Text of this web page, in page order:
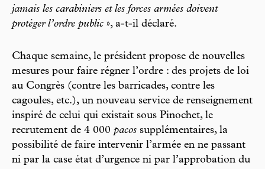
jamais les carabiniers et les forces armées doivent
protéger l’ordre public », a-t-il déclaré.
Chaque semaine, le président propose de nouvelles
mesures pour faire régner l’ordre : des projets de loi
au Congrès (contre les barricades, contre les
cagoules, etc.), un nouveau service de renseignement
inspiré de celui qui existait sous Pinochet, le
recrutement de 4 000 pacos supplémentaires, la
possibilité de faire intervenir l’armée en ne passant
ni par la case état d’urgence ni par l’approbation du